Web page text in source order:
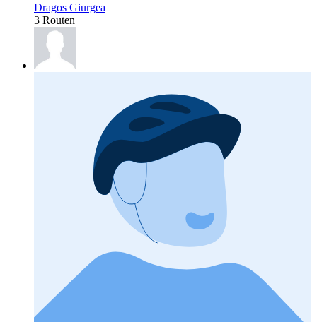
Dragos Giurgea
3 Routen